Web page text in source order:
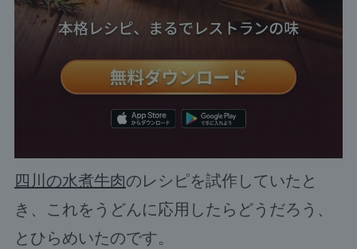
四川の水煮牛肉のレシピを試作していたと
き、これをうどんに応用したらどうだろう、
とひらめいたのです。